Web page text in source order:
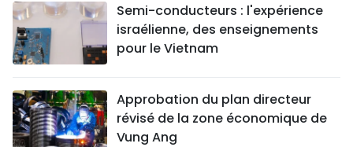
Semi-conducteurs : l'expérience
israélienne, des enseignements
pour le Vietnam
Approbation du plan directeur
révisé de la zone économique de
Vung Ang